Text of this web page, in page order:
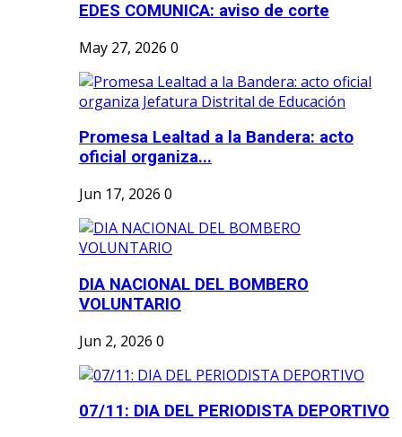
EDES COMUNICA: aviso de corte
May 27, 2026 0
Promesa Lealtad a la Bandera: acto
oficial organiza...
Jun 17, 2026 0
DIA NACIONAL DEL BOMBERO
VOLUNTARIO
Jun 2, 2026 0
07/11: DIA DEL PERIODISTA DEPORTIVO